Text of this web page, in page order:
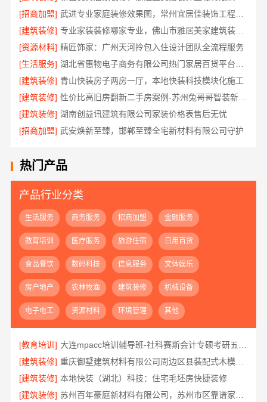
[招商加盟]
武进专业家庭装修效果图，常州宜居佳装饰工程有限公司定制设计
[建筑装修]
专业家装装修哪家专业，佛山市雅居美家建筑装饰工程有限公司
[资源材料] 精匠饰家：广州天河拎包入住设计团队全流程服务
[生活服务]
[建筑装修] 青山快装房子两房一厅，本地快装科技模块化施工
[建筑装修]
性价比高旧房翻新二手房案例-苏州兔哥哥智装新材料有限公司真实完工展示
[建筑装修] 湖南创益讯建筑有限公司家装价格表售后无忧
[招商加盟] 武安焕新至臻，邯郸至臻全宅新材料有限公司守护
热门产品
产品行业分类
生活服务 商务服务 招商加盟 金融服务
教育培训 医疗服务 旅游住宿 日用百货
食品餐饮 数码科技 信息服务 文体娱乐
房产地产 农林牧渔 建筑装修 机械设备
电子电工 资源材料 环境管理 其他
[教育培训]
[建筑装修]
重庆御墅建筑材料有限公司周边区县装配式木模售后保障
[建筑装修] 本地快装（湖北）科技：住宅毛坯房快捷装修
[建筑装修]